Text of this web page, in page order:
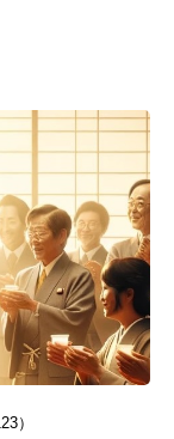
）